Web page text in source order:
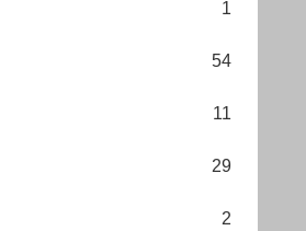
1
54
11
29
2